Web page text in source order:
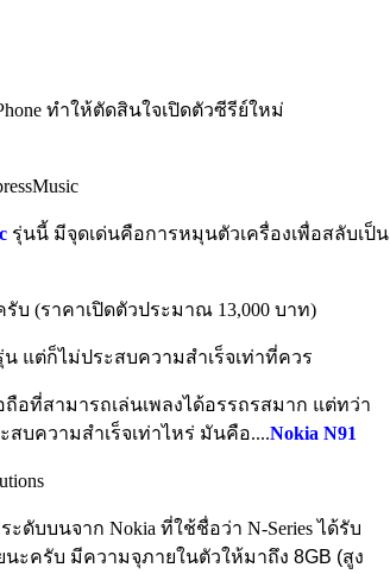
ทำให้ตัดสินใจเปิดตัวซีรีย์ใหม่
รุ่นนี้ มีจุดเด่นคือการหมุนตัวเครื่องเพื่อสลับเป็น
บ (ราคาเปิดตัวประมาณ 13,000 บาท)
แต่ก็ไม่ประสบความสำเร็จเท่าที่ควร
อที่สามารถเล่นเพลงได้อรรถรสมาก แต่ทว่า
บความสำเร็จเท่าไหร่ มันคือ....Nokia N91
ดับบนจาก Nokia ที่ใช้ชื่อว่า N-Series ได้รับ
นะครับ มีความจุภายในตัวให้มาถึง 8GB (สูง